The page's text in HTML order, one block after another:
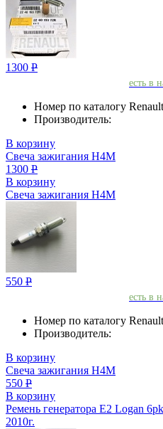
1300 Р
есть в
Номер по каталогу
Производитель:
В корзину
Свеча зажигания H4M
1300 Р
В корзину
Свеча зажигания H4M
550 Р
есть в
Номер по каталогу
Производитель:
В корзину
Свеча зажигания H4M
550 Р
В корзину
Ремень генератора Е2 Logan
2010г.